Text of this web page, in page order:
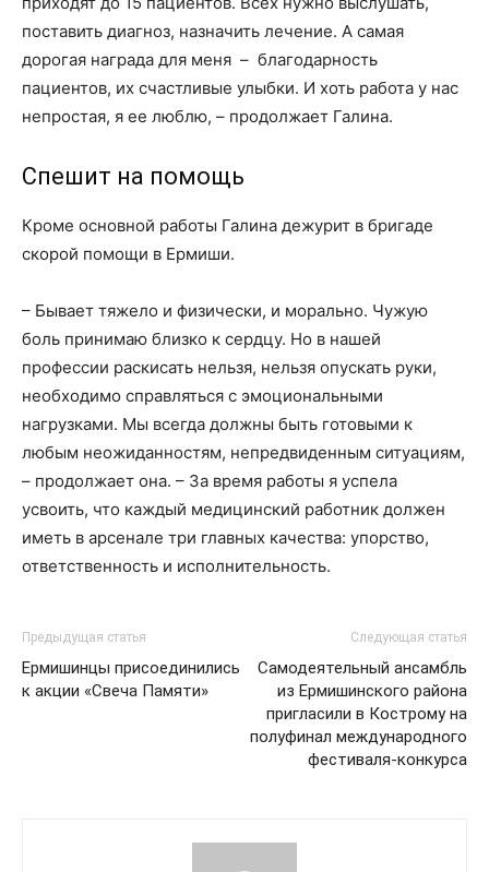
поставить диагноз, назначить лечение. А самая
дорогая награда для меня – благодарность
пациентов, их счастливые улыбки. И хоть работа у нас
непростая, я ее люблю, – продолжает Галина.
Спешит на помощь
Кроме основной работы Галина дежурит в бригаде
скорой помощи в Ермиши.
– Бывает тяжело и физически, и морально. Чужую
боль принимаю близко к сердцу. Но в нашей
профессии раскисать нельзя, нельзя опускать руки,
необходимо справляться с эмоциональными
нагрузками. Мы всегда должны быть готовыми к
любым неожиданностям, непредвиденным ситуациям,
– продолжает она. – За время работы я успела
усвоить, что каждый медицинский работник должен
иметь в арсенале три главных качества: упорство,
ответственность и исполнительность.
Предыдущая статья
Ермишинцы присоединились
к акции «Свеча Памяти»
Следующая статья
Самодеятельный ансамбль
из Ермишинского района
пригласили в Кострому на
полуфинал международного
фестиваля-конкурса